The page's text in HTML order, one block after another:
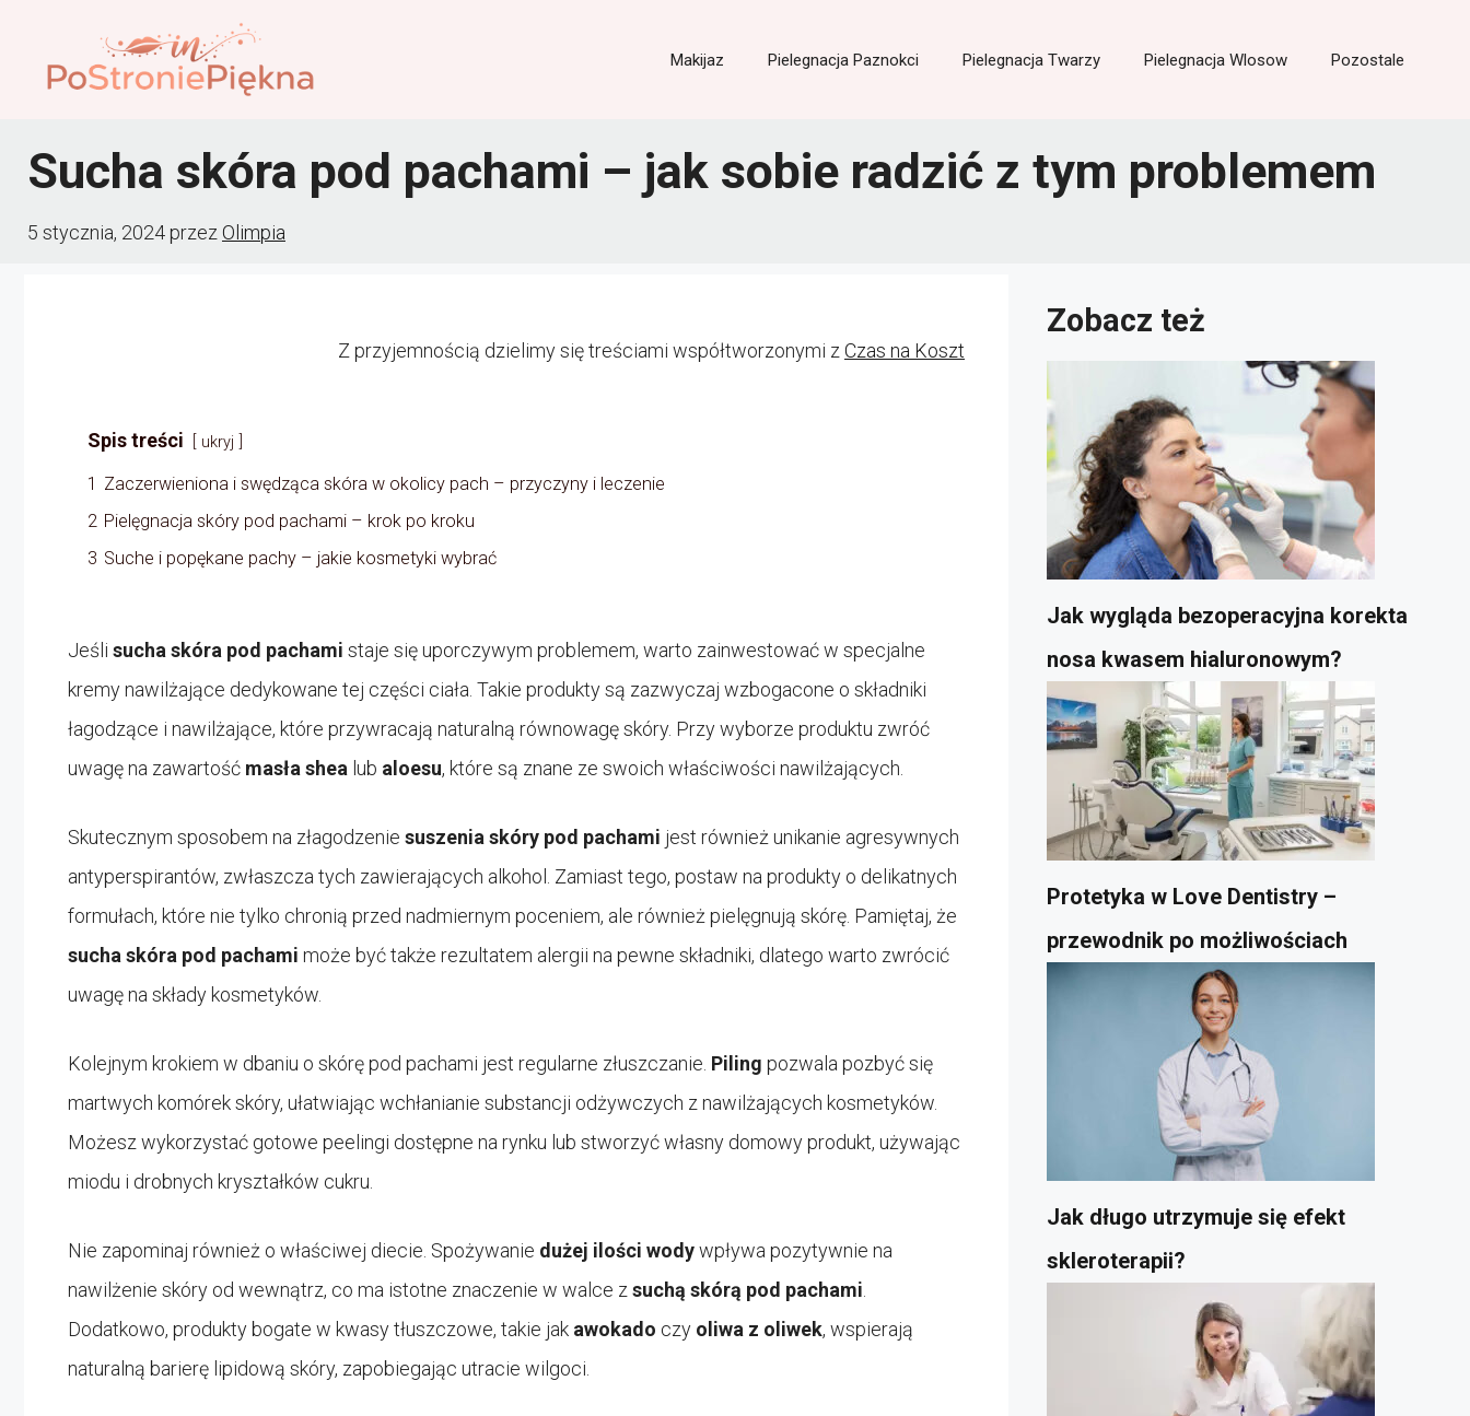
treści
Makijaz Pielegnacja Paznokci Pielegnacja Twarzy Pielegnacja Wlosow Pozostale
Sucha skóra pod pachami – jak sobie radzić z tym problemem
5 stycznia, 2024przezOlimpia
Z przyjemnością dzielimy się treściami współtworzonymi z Czas na Koszt
Spis treści ukryj
1 Zaczerwieniona i swędząca skóra w okolicy pach – przyczyny i leczenie
2 Pielęgnacja skóry pod pachami – krok po kroku
3 Suche i popękane pachy – jakie kosmetyki wybrać
Jeśli sucha skóra pod pachami staje się uporczywym problemem, warto zainwestować w specjalne
kremy nawilżające dedykowane tej części ciała. Takie produkty są zazwyczaj wzbogacone o składniki
łagodzące i nawilżające, które przywracają naturalną równowagę skóry. Przy wyborze produktu zwróć
uwagę na zawartość masła shea lub aloesu, które są znane ze swoich właściwości nawilżających.
Skutecznym sposobem na złagodzenie suszenia skóry pod pachami jest również unikanie agresywnych
antyperspirantów, zwłaszcza tych zawierających alkohol. Zamiast tego, postaw na produkty o delikatnych
formułach, które nie tylko chronią przed nadmiernym poceniem, ale również pielęgnują skórę. Pamiętaj, że
sucha skóra pod pachami może być także rezultatem alergii na pewne składniki, dlatego warto zwrócić
uwagę na składy kosmetyków.
Kolejnym krokiem w dbaniu o skórę pod pachami jest regularne złuszczanie. Piling pozwala pozbyć się
martwych komórek skóry, ułatwiając wchłanianie substancji odżywczych z nawilżających kosmetyków.
Możesz wykorzystać gotowe peelingi dostępne na rynku lub stworzyć własny domowy produkt, używając
miodu i drobnych kryształków cukru.
Nie zapominaj również o właściwej diecie. Spożywanie dużej ilości wodywpływa pozytywnie na
nawilżenie skóry od wewnątrz, co ma istotne znaczenie w walce z suchą skórą pod pachami
Dodatkowo, produkty bogate w kwasy tłuszczowe, takie jak awokado czy oliwa z oliwek, wspierają
naturalną barierę lipidową skóry, zapobiegając utracie wilgoci.
Zobacz też
Jak wygląda bezoperacyjna korekta
nosa kwasem hialuronowym?
Protetyka w Love Dentistry –
przewodnik po możliwościach
Jak długo utrzymuje się efekt
skleroterapii?